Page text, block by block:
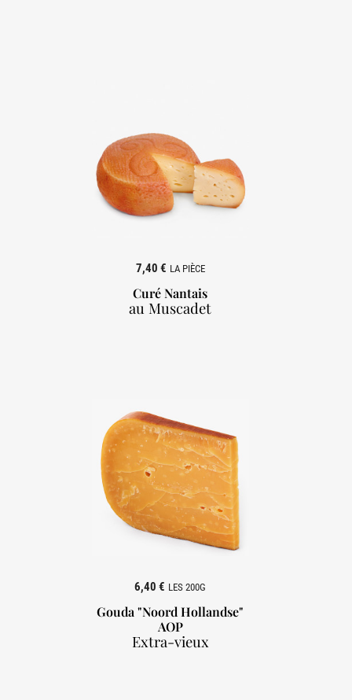
Curé Nantais
au Muscadet
7,40 € LA PIÈCE

Gouda "Noord Hollandse"
AOP
Extra-vieux
6,40 € LES 200G
